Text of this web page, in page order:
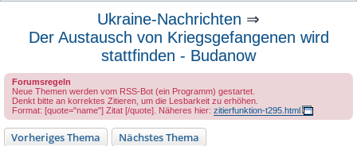
Ukraine-Nachrichten ⇒
Der Austausch von Kriegsgefangenen wird
stattfinden - Budanow
Forumsregeln
Neue Themen werden vom RSS-Bot (ein Programm) gestartet.
Denkt bitte an korrektes Zitieren, um die Lesbarkeit zu erhöhen.
Format: [quote="name"] Zitat [/quote]. Näheres hier: zitierfunktion-t295.html
Vorheriges Thema Nächstes Thema